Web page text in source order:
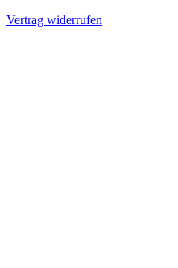
Vertrag widerrufen